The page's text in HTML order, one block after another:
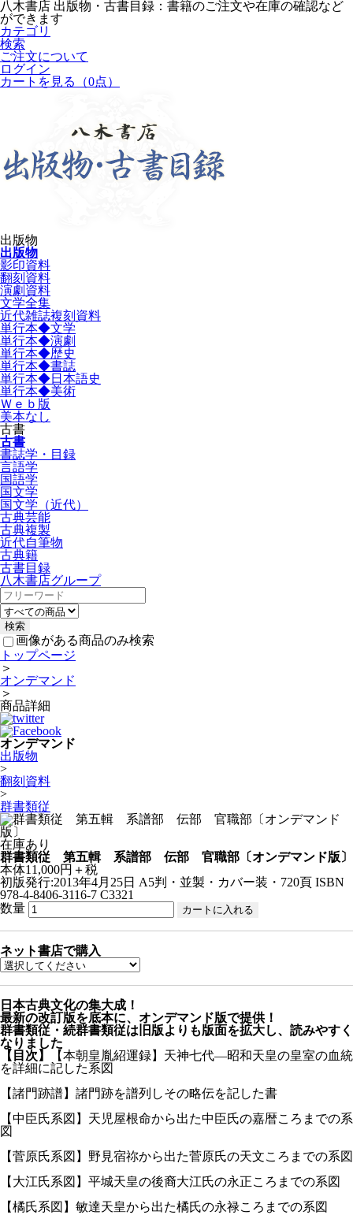
八木書店 出版物・古書目録：書籍のご注文や在庫の確認など
ができます
カテゴリ
検索
ご注文について
ログイン
カートを見る
（0点）
出版物
出版物
影印資料
翻刻資料
演劇資料
文学全集
近代雑誌複刻資料
単行本◆文学
単行本◆演劇
単行本◆歴史
単行本◆書誌
単行本◆日本語史
単行本◆美術
Ｗｅｂ版
美本なし
古書
古書
書誌学・目録
言語学
国語学
国文学
国文学（近代）
古典芸能
古典複製
近代自筆物
古典籍
古書目録
八木書店グループ
画像がある商品のみ検索
トップページ
＞
オンデマンド
＞
商品詳細
オンデマンド
出版物
>
翻刻資料
>
群書類従
在庫あり
群書類従 第五輯 系譜部 伝部 官職部〔オンデマンド版〕
本体11,000円＋税
初版発行:2013年4月25日 A5判・並製・カバー装・720頁 ISBN
978-4-8406-3116-7 C3321
数量
ネット書店で購入
日本古典文化の集大成！
最新の改訂版を底本に、オンデマンド版で提供！
群書類従・続群書類従は旧版よりも版面を拡大し、読みやすく
なりました
【目次】
【本朝皇胤紹運録】天神七代—昭和天皇の皇室の血統
を詳細に記した系図
【諸門跡譜】諸門跡を譜列しその略伝を記した書
【中臣氏系図】天児屋根命から出た中臣氏の嘉暦ころまでの系
図
【菅原氏系図】野見宿祢から出た菅原氏の天文ころまでの系図
【大江氏系図】平城天皇の後裔大江氏の永正ころまでの系図
【橘氏系図】敏達天皇から出た橘氏の永禄ころまでの系図